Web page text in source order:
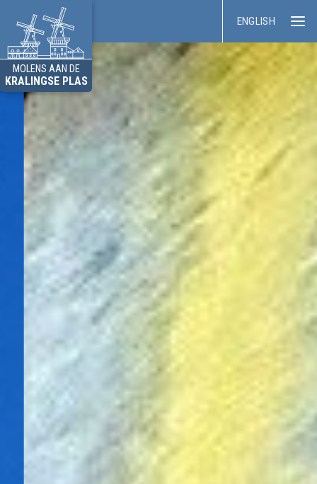
MOLENS AAN DE
KRALINGSE PLAS
ENGLISH